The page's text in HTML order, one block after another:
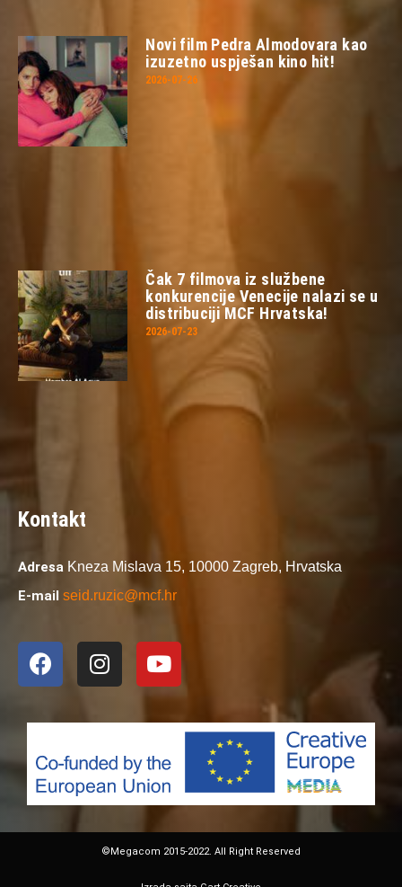
Novi film Pedra Almodovara kao
izuzetno uspješan kino hit!
2026-07-26
Čak 7 filmova iz službene
konkurencije Venecije nalazi se u
distribuciji MCF Hrvatska!
2026-07-23
Kontakt
Adresa Kneza Mislava 15, 10000 Zagreb, Hrvatska
E-mail seid.ruzic@mcf.hr
©Megacom 2015-2022. All Right Reserved